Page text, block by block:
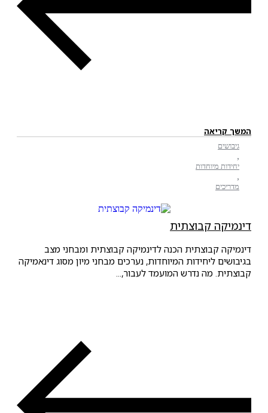
המשך קריאה
גיבושים
,
יחידות מיוחדות
,
מדריכים
דינמיקה קבוצתית
דינמיקה קבוצתית הכנה לדינמיקה קבוצתית ומבחני מצב
בגיבושים ליחידות המיוחדות, נערכים מבחני מיון מסוג דינאמיקה
קבוצתית. מה נדרש המועמד לעבור,...